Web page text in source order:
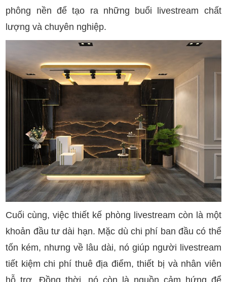
phông nền để tạo ra những buổi livestream chất
lượng và chuyên nghiệp.
Cuối cùng, việc thiết kế phòng livestream còn là một
khoản đầu tư dài hạn. Mặc dù chi phí ban đầu có thể
tốn kém, nhưng về lâu dài, nó giúp người livestream
tiết kiệm chi phí thuê địa điểm, thiết bị và nhân viên
hỗ trợ. Đồng thời, nó còn là nguồn cảm hứng để